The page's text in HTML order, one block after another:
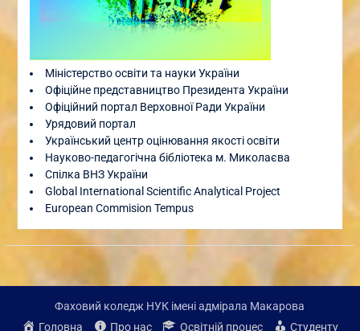
Міністерство освіти та науки України
Офіційне представництво Президента України
Офіційний портал Верховної Ради України
Урядовий портал
Український центр оцінювання якості освіти
Науково-педагогічна бібліотека м. Миколаєва
Спілка ВНЗ України
Global International Scientific Analytical Project
European Commision Tempus
Фаховий коледж НУК імені адмірала Макарова
Головна
Про нас Освітній процес Студенту